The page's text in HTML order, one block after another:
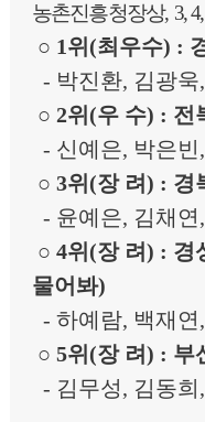
농촌진흥청장상, 3,
○ 1위 (최우수) :
- 박진환, 김광욱,
○ 2위 (우 수) : 전
- 신예은, 박은빈,
○ 3위 (장 려) : 경
- 윤예은, 김채연,
○ 4위 (장 려) : 경
물어봐)
- 하예람, 백재연,
○ 5위 (장 려) : 부
- 김무성, 김동희 ,